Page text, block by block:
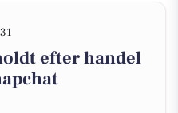
efter handel